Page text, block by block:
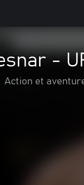
-
Action et